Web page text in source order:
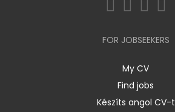
FOR JOBSEEKERS
My CV
Find jobs
Készíts angol CV-t